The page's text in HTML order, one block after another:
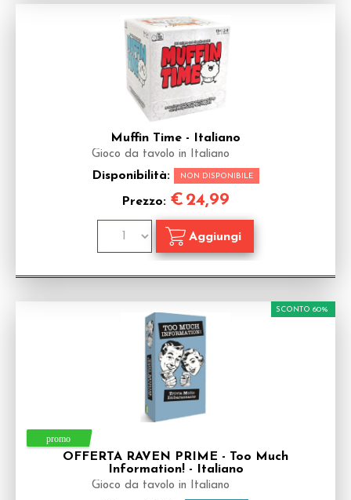
Muffin Time - Italiano
Gioco da tavolo in Italiano
Disponibilità: NON DISPONIBILE
Prezzo: € 24,99
OFFERTA RAVEN PRIME - Too Much
Information! - Italiano
Gioco da tavolo in Italiano
SCONTO 60%